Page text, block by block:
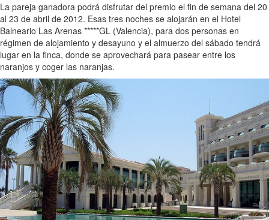
La pareja ganadora podrá disfrutar del premio el fin de semana del 20
al 23 de abril de 2012. Esas tres noches se alojarán en el Hotel
Balneario Las Arenas *****GL (Valencia), para dos personas en
régimen de alojamiento y desayuno y el almuerzo del sábado tendrá
lugar en la finca, donde se aprovechará para pasear entre los
naranjos y coger las naranjas.